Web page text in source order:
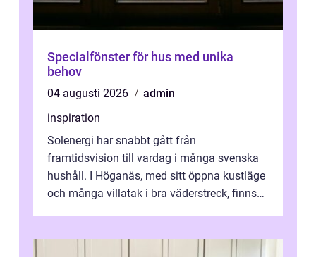
Specialfönster för hus med unika
behov
04 augusti 2026
admin
inspiration
Solenergi har snabbt gått från
framtidsvision till vardag i många svenska
hushåll. I Höganäs, med sitt öppna kustläge
och många villatak i bra väderstreck, finns